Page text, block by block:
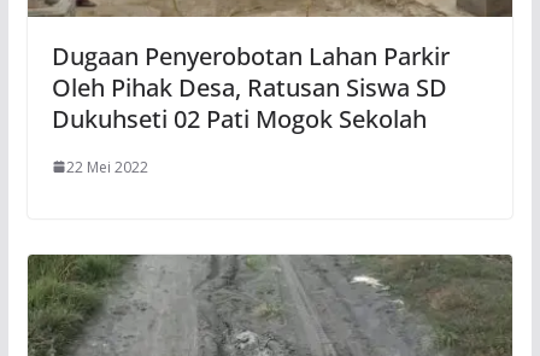
Dugaan Penyerobotan Lahan Parkir
Oleh Pihak Desa, Ratusan Siswa SD
Dukuhseti 02 Pati Mogok Sekolah
22 Mei 2022